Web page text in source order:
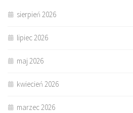
sierpień 2026
lipiec 2026
maj 2026
kwiecień 2026
marzec 2026